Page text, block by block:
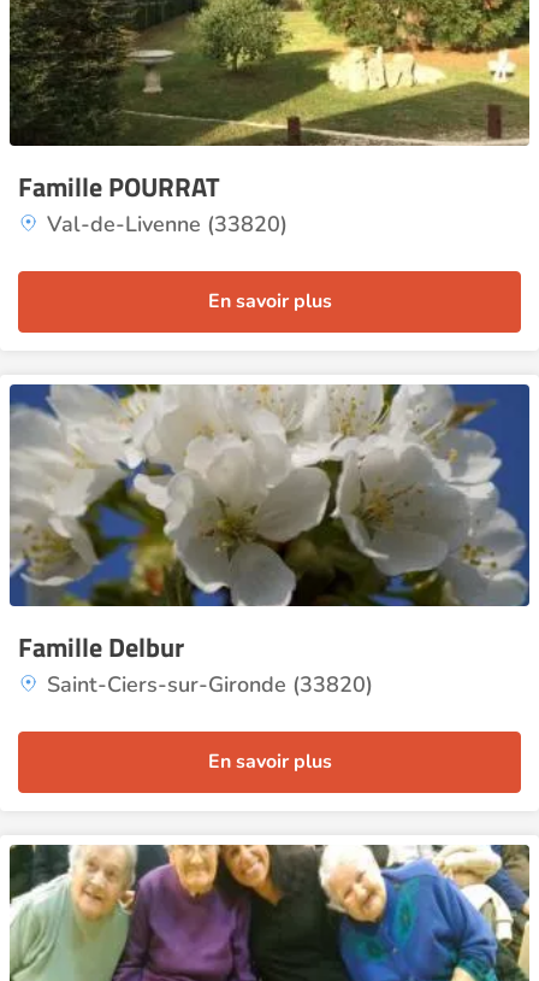
Famille POURRAT
Val-de-Livenne (33820)
En savoir plus
Famille Delbur
Saint-Ciers-sur-Gironde (33820)
En savoir plus